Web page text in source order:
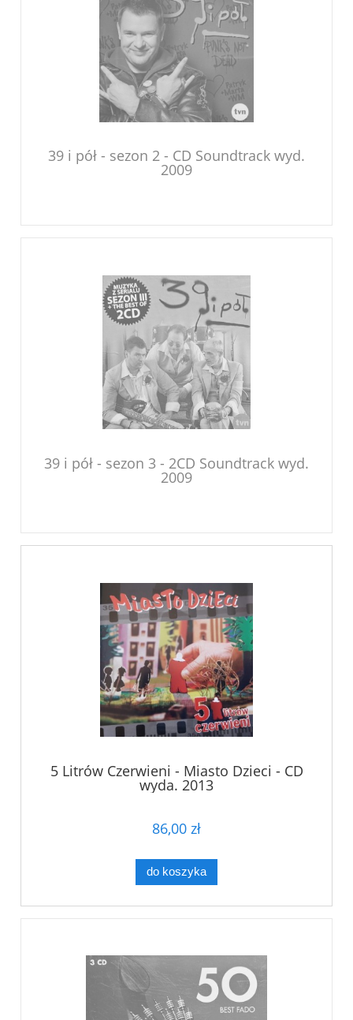
39 i pół - sezon 2 - CD Soundtrack wyd.
2009
39 i pół - sezon 3 - 2CD Soundtrack wyd.
2009
5 Litrów Czerwieni - Miasto Dzieci - CD
wyda. 2013
86,00 zł
do koszyka